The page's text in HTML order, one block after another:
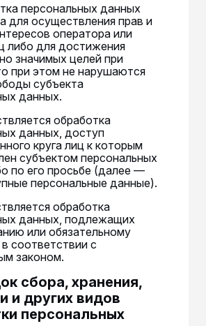
персональных данных
для осуществления прав и
оператора или
либо для достижения
значимых целей при
при этом не нарушаются
субъекта
данных.
обработка
данных, доступ
круга лиц к которым
субъектом персональных
по его просьбе (далее —
персональные данные).
обработка
данных, подлежащих
или обязательному
соответствии с
законом.
сбора, хранения,
и других видов
персональных